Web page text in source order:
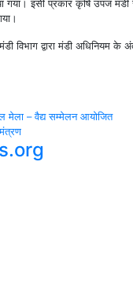
इसी प्रकार कृषि उपज मंडी
द्वारा मंडी अधिनियम के
मेला – वैद्य सम्मेलन आयोजित